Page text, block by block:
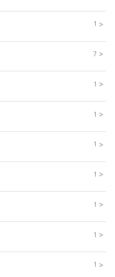
1 >
7 >
1 >
1 >
1 >
1 >
1 >
1 >
1 >